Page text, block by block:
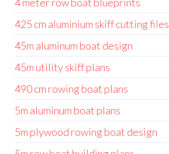
425 cm aluminium skiff cutting files
45m aluminum boat design
45m utility skiff plans
490 cm rowing boat plans
5m aluminum boat plans
5m plywood rowing boat design